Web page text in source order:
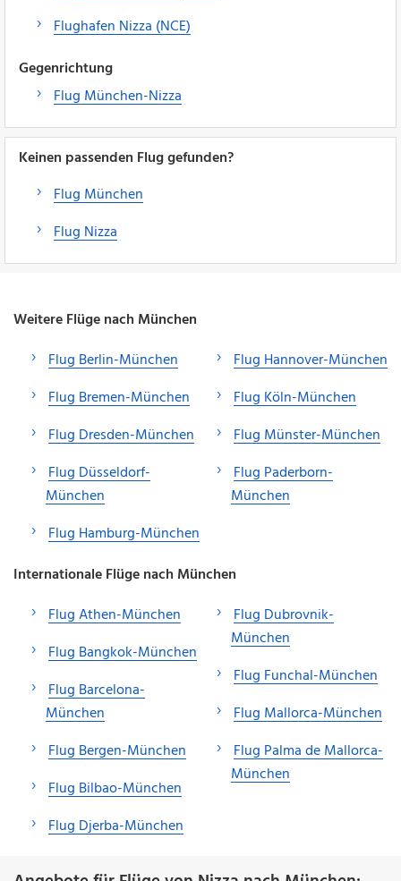
Flughafen Nizza (NCE)
Gegenrichtung
Flug München-Nizza
Keinen passenden Flug gefunden?
Flug München
Flug Nizza
Weitere Flüge nach München
Flug Berlin-München
Flug Bremen-München
Flug Dresden-München
Flug Düsseldorf-
München
Flug Hamburg-München
Flug Hannover-München
Flug Köln-München
Flug Münster-München
Flug Paderborn-
München
Internationale Flüge nach München
Flug Athen-München
Flug Bangkok-München
Flug Barcelona-
München
Flug Bergen-München
Flug Bilbao-München
Flug Djerba-München
Flug Dubrovnik-
München
Flug Funchal-München
Flug Mallorca-München
Flug Palma de Mallorca-
München